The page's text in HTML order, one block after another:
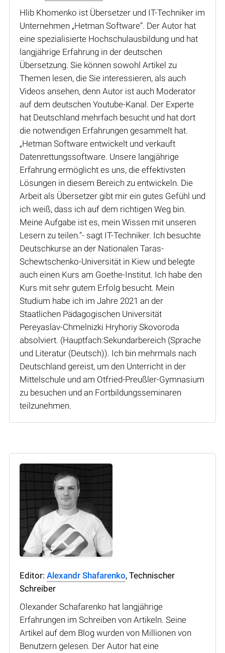
Hlib Khomenko ist Übersetzer und IT-Techniker im
Unternehmen „Hetman Software“. Der Autor hat
eine spezialisierte Hochschulausbildung und hat
langjährige Erfahrung in der deutschen
Übersetzung. Sie können sowohl Artikel zu
Themen lesen, die Sie interessieren, als auch
Videos ansehen, denn Autor ist auch Moderator
auf dem deutschen Youtube-Kanal. Der Experte
hat Deutschland mehrfach besucht und hat dort
die notwendigen Erfahrungen gesammelt hat.
„Hetman Software entwickelt und verkauft
Datenrettungssoftware. Unsere langjährige
Erfahrung ermöglicht es uns, die effektivsten
Lösungen in diesem Bereich zu entwickeln. Die
Arbeit als Übersetzer gibt mir ein gutes Gefühl und
ich weiß, dass ich auf dem richtigen Weg bin.
Meine Aufgabe ist es, mein Wissen mit unseren
Lesern zu teilen.“- sagt IT-Techniker. Ich besuchte
Deutschkurse an der Nationalen Taras-
Schewtschenko-Universität in Kiew und belegte
auch einen Kurs am Goethe-Institut. Ich habe den
Kurs mit sehr gutem Erfolg besucht. Mein
Studium habe ich im Jahre 2021 an der
Staatlichen Pädagogischen Universität
Pereyaslav-Chmelnizki Hryhoriy Skovoroda
absolviert. (Hauptfach:Sekundarbereich (Sprache
und Literatur (Deutsch)). Ich bin mehrmals nach
Deutschland gereist, um den Unterricht in der
Mittelschule und am Otfried-Preußler-Gymnasium
zu besuchen und an Fortbildungsseminaren
teilzunehmen.
Editor: Alexandr Shafarenko, Technischer
Schreiber
Olexander Schafarenko hat langjährige
Erfahrungen im Schreiben von Artikeln. Seine
Artikel auf dem Blog wurden von Millionen von
Benutzern gelesen. Der Autor hat eine